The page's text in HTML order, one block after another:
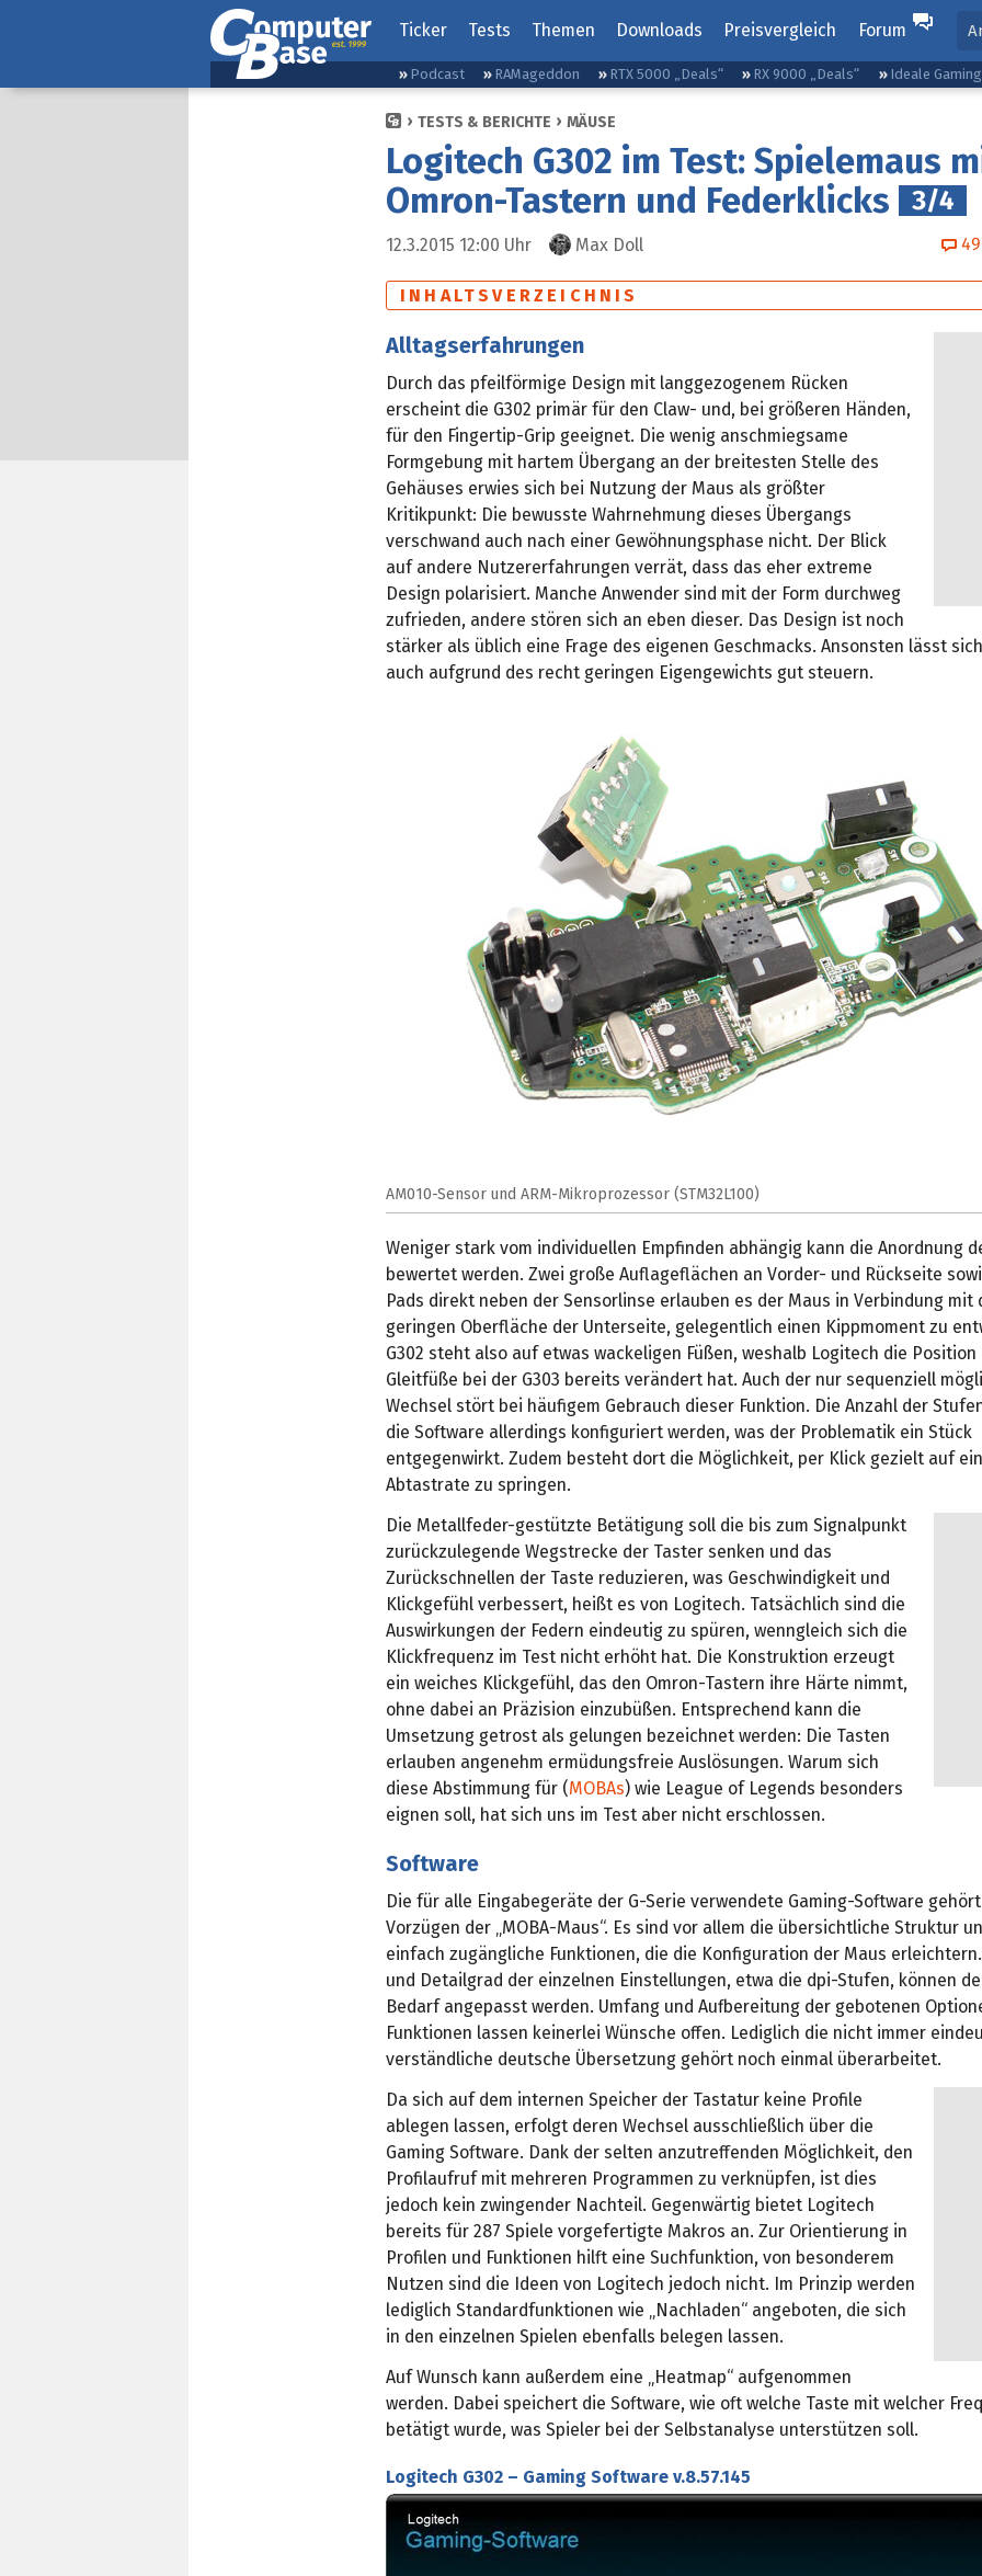
Ticker Tests Themen Downloads Preisvergleich Forum
Podcast RAMageddon RTX 5000 „Deals“ RX 9000 „Deals“ Ideale
TESTS & BERICHTE MÄUSE
Logitech G302 im Test: Spielemaus
Omron-Tastern und Federklicks
3/4
12.3.2015 12:00 Uhr Max Doll 49
INHALTSVERZEICHNIS
Alltagserfahrungen
Durch das pfeilförmige Design mit langgezogenem Rücken
erscheint die G302 primär für den Claw- und, bei größeren Händen,
für den Fingertip-Grip geeignet. Die wenig anschmiegsame
Formgebung mit hartem Übergang an der breitesten Stelle des
Gehäuses erwies sich bei Nutzung der Maus als größter
Kritikpunkt: Die bewusste Wahrnehmung dieses Übergangs
verschwand auch nach einer Gewöhnungsphase nicht. Der Blick
auf andere Nutzererfahrungen verrät, dass das eher extreme
Design polarisiert. Manche Anwender sind mit der Form durchweg
zufrieden, andere stören sich an eben dieser. Das Design ist noch
stärker als üblich eine Frage des eigenen Geschmacks. Ansonsten lässt
auch aufgrund des recht geringen Eigengewichts gut steuern.
AM010-Sensor und ARM-Mikroprozessor (STM32L100)
Weniger stark vom individuellen Empfinden abhängig kann die Anordnung
bewertet werden. Zwei große Auflageflächen an Vorder- und Rückseite
Pads direkt neben der Sensorlinse erlauben es der Maus in Verbindung mit
geringen Oberfläche der Unterseite, gelegentlich einen Kippmoment zu
G302 steht also auf etwas wackeligen Füßen, weshalb Logitech die
Gleitfüße bei der G303 bereits verändert hat. Auch der nur sequenziell
Wechsel stört bei häufigem Gebrauch dieser Funktion. Die Anzahl der
die Software allerdings konfiguriert werden, was der Problematik ein Stück
entgegenwirkt. Zudem besteht dort die Möglichkeit, per Klick gezielt auf
Abtastrate zu springen.
Die Metallfeder-gestützte Betätigung soll die bis zum Signalpunkt
zurückzulegende Wegstrecke der Taster senken und das
Zurückschnellen der Taste reduzieren, was Geschwindigkeit und
Klickgefühl verbessert, heißt es von Logitech. Tatsächlich sind die
Auswirkungen der Federn eindeutig zu spüren, wenngleich sich die
Klickfrequenz im Test nicht erhöht hat. Die Konstruktion erzeugt
ein weiches Klickgefühl, das den Omron-Tastern ihre Härte nimmt,
ohne dabei an Präzision einzubüßen. Entsprechend kann die
Umsetzung getrost als gelungen bezeichnet werden: Die Tasten
erlauben angenehm ermüdungsfreie Auslösungen. Warum sich
diese Abstimmung für (MOBAs) wie League of Legends besonders
eignen soll, hat sich uns im Test aber nicht erschlossen.
Software
Die für alle Eingabegeräte der G-Serie verwendete Gaming-Software
Vorzügen der „MOBA-Maus“. Es sind vor allem die übersichtliche Struktur
einfach zugängliche Funktionen, die die Konfiguration der Maus
und Detailgrad der einzelnen Einstellungen, etwa die dpi-Stufen, können
Bedarf angepasst werden. Umfang und Aufbereitung der gebotenen
Funktionen lassen keinerlei Wünsche offen. Lediglich die nicht immer
verständliche deutsche Übersetzung gehört noch einmal überarbeitet.
Da sich auf dem internen Speicher der Tastatur keine Profile
ablegen lassen, erfolgt deren Wechsel ausschließlich über die
Gaming Software. Dank der selten anzutreffenden Möglichkeit, den
Profilaufruf mit mehreren Programmen zu verknüpfen, ist dies
jedoch kein zwingender Nachteil. Gegenwärtig bietet Logitech
bereits für 287 Spiele vorgefertigte Makros an. Zur Orientierung in
Profilen und Funktionen hilft eine Suchfunktion, von besonderem
Nutzen sind die Ideen von Logitech jedoch nicht. Im Prinzip werden
lediglich Standardfunktionen wie „Nachladen“ angeboten, die sich
in den einzelnen Spielen ebenfalls belegen lassen.
Auf Wunsch kann außerdem eine „Heatmap“ aufgenommen
werden. Dabei speichert die Software, wie oft welche Taste mit welcher
betätigt wurde, was Spieler bei der Selbstanalyse unterstützen soll.
Logitech G302 – Gaming Software v.8.57.145